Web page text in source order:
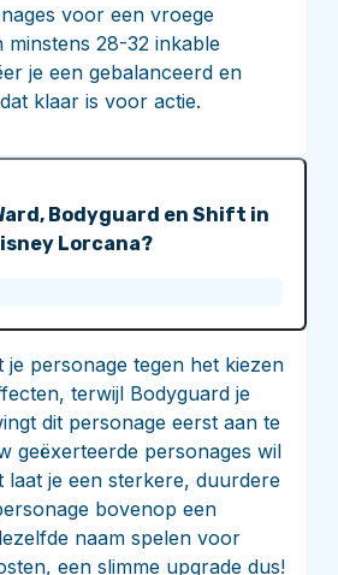
voor een vroege
minstens 28-32 inkable
je een gebalanceerd en
klaar is voor actie.
Bodyguard en Shift in
Lorcana?
je personage tegen het kiezen
terwijl Bodyguard je
dit personage eerst aan te
geëxerteerde personages wil
laat je een sterkere, duurdere
bovenop een
naam spelen voor
een slimme upgrade dus!